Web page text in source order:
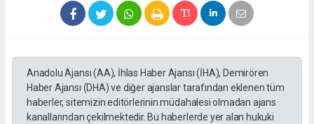
Anadolu Ajansı (AA), İhlas Haber Ajansı (İHA), Demirören
Haber Ajansı (DHA) ve diğer ajanslar tarafından eklenen tüm
haberler, sitemizin editörlerinin müdahalesi olmadan ajans
kanallarından çekilmektedir. Bu haberlerde yer alan hukuki